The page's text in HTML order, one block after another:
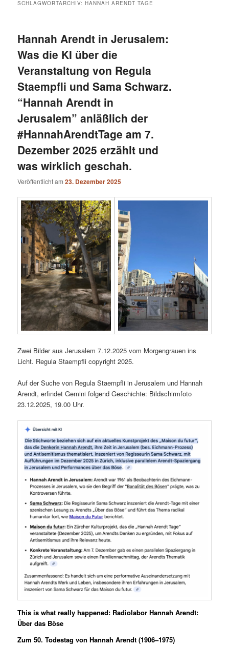
SCHLAGWORTARCHIV:HANNAH ARENDT TAGE
Hannah Arendt in Jerusalem:
Was die KI über die
Veranstaltung von Regula
Staempfli und Sama Schwarz.
“Hannah Arendt in
Jerusalem” anläßlich der
#HannahArendtTage am 7.
Dezember 2025 erzählt und
was wirklich geschah.
Veröffentlicht am23. Dezember 2025
Zwei Bilder aus Jerusalem 7.12.2025 vom Morgengrauen ins
Licht. Regula Staempfli copyright 2025.
Auf der Suche von Regula Staempfli in Jerusalem und Hannah
Arendt, erfindet Gemini folgend Geschichte: Bildschirmfoto
23.12.2025, 19.00 Uhr.
This is what really happened: Radiolabor Hannah Arendt:
Über das Böse
Zum 50. Todestag von Hannah Arendt (1906–1975)